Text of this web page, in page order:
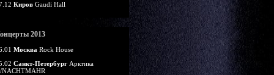
Киров Gaudi Hall
2013
Москва Rock House
Санкт-Петербург Арктика
NACHTMAHR